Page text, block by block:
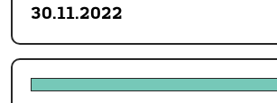
30.11.2022